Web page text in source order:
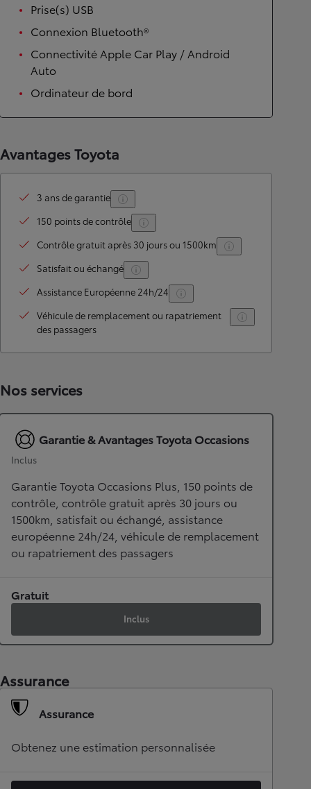
Prise(s) USB
Connexion Bluetooth®
Connectivité Apple Car Play / Android
Auto
Ordinateur de bord
Avantages Toyota
3 ans de garantie
150 points de contrôle
Contrôle gratuit après 30 jours ou 1500km
Satisfait ou échangé
Assistance Européenne 24h/24
Véhicule de remplacement ou rapatriement
des passagers
Nos services
Garantie & Avantages Toyota Occasions
Inclus
Garantie Toyota Occasions Plus, 150 points de
contrôle, contrôle gratuit après 30 jours ou
1500km, satisfait ou échangé, assistance
européenne 24h/24, véhicule de remplacement
ou rapatriement des passagers
Gratuit
Inclus
Assurance
Assurance
Obtenez une estimation personnalisée